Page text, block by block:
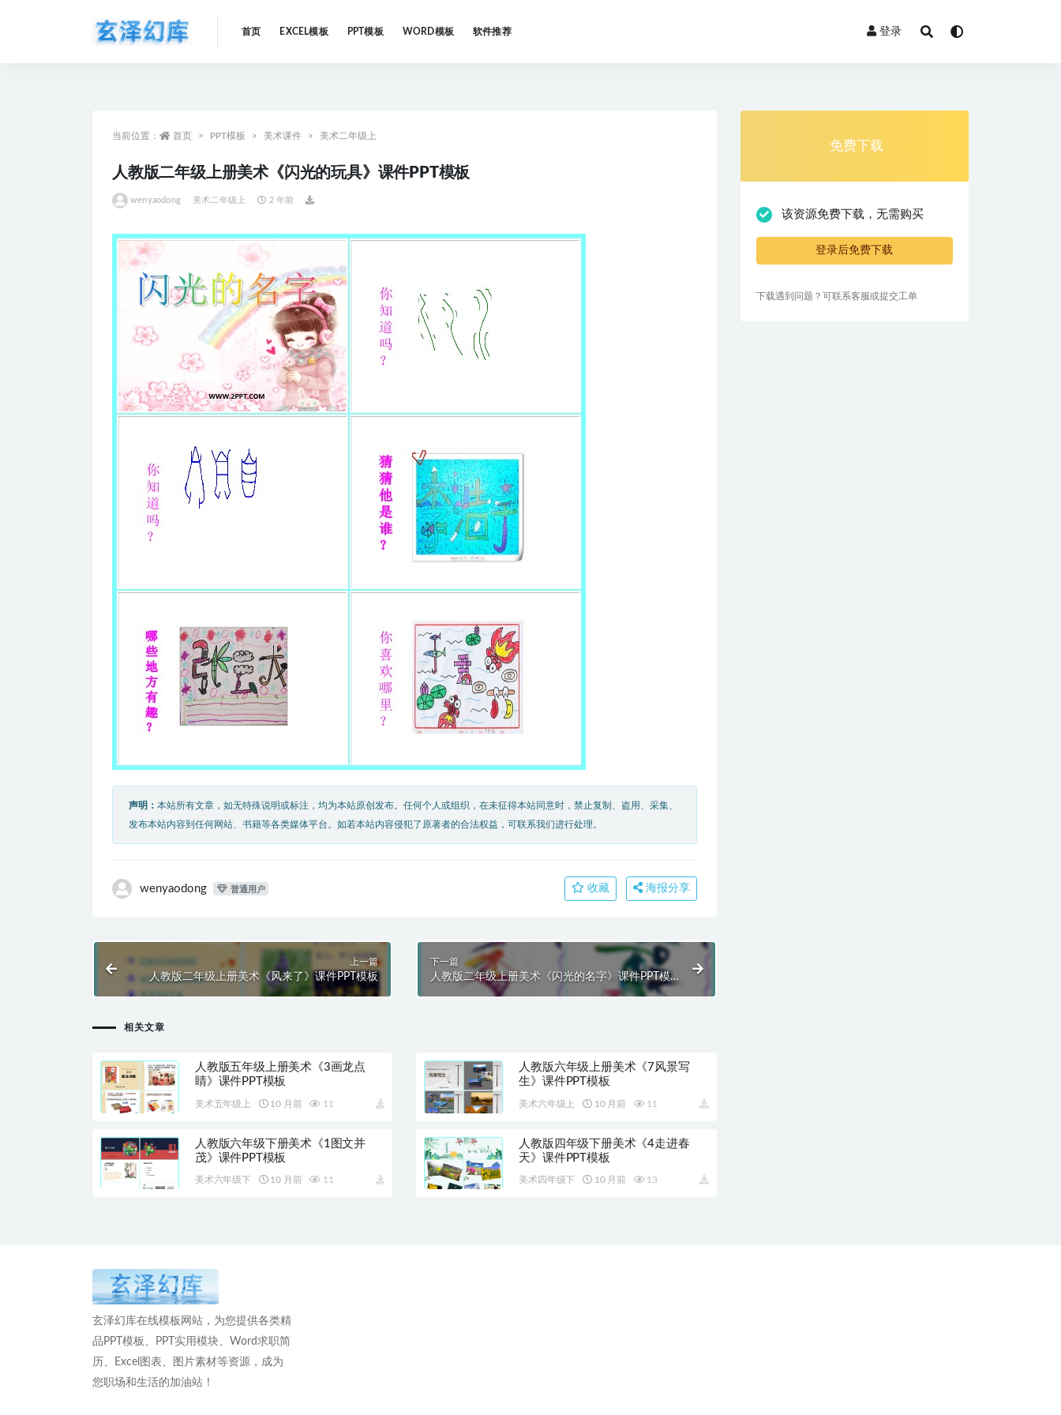
首页 EXCEL模板 PPT模板 WORD模板 软件推荐 登录
当前位置： 首页 PPT模板 美术课件 美术二年级上
人教版二年级上册美术《闪光的玩具》课件PPT模板
wenyaodong 美术二年级上 2 年前
声明： 本站所有文章，如无特殊说明或标注，均为本站原创发布。任何个人或组织，在未征得本站同意时，禁止复制、盗用、采集、
发布本站内容到任何网站、书籍等各类媒体平台。如若本站内容侵犯了原著者的合法权益，可联系我们进行处理。
wenyaodong 普通用户 收藏 海报分享
上一篇
人教版二年级上册美术《风来了》课件PPT模板
下一篇
人教版二年级上册美术《闪光的名字》课件PPT模
相关文章
人教版五年级上册美术《3画龙点
睛》课件PPT模板
美术五年级上 10 月前 11
人教版六年级上册美术《7风景写
生》课件PPT模板
美术六年级上 10 月前 11
人教版六年级下册美术《1图文并
茂》课件PPT模板
美术六年级下 10 月前 11
人教版四年级下册美术《4走进春
天》课件PPT模板
美术四年级下 10 月前 13
免费下载
该资源免费下载，无需购买
登录后免费下载
下载遇到问题？可联系客服或提交工单
玄泽幻库在线模板网站，为您提供各类精
品PPT模板、PPT实用模块、Word求职简
历、Excel图表、图片素材等资源，成为
您职场和生活的加油站！